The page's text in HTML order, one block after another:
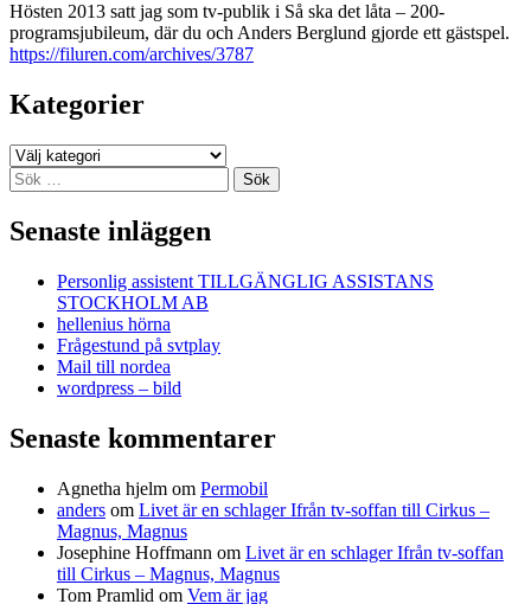
Hösten 2013 satt jag som tv-publik i Så ska det låta – 200-
programsjubileum, där du och Anders Berglund gjorde ett gästspel.
https://filuren.com/archives/3787
Kategorier
Kategorier
Sök
efter:
Senaste inläggen
Personlig assistent TILLGÄNGLIG ASSISTANS
STOCKHOLM AB
hellenius hörna
Frågestund på svtplay
Mail till nordea
wordpress – bild
Senaste kommentarer
Agnetha hjelm om Permobil
anders om Livet är en schlager Ifrån tv-soffan till Cirkus –
Magnus, Magnus
Josephine Hoffmann om Livet är en schlager Ifrån tv-soffan
till Cirkus – Magnus, Magnus
Tom Pramlid om Vem är jag